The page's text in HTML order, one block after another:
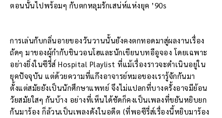
ตอนนั้นไปพร้อมๆ กับตกหลุมรักเสน่ห์แห่งยุค ’90s
การเล่นกับกลิ่นอายของวันวานนั้นยังคงตกทอดมาสู่ผลงานเรื่อง
ถัดๆ มาของผู้กำกับชินวอนโฮและนักเขียนบทอีอูจอง โดยเฉพาะ
อย่างยิ่งในซีรี่ส์ Hospital Playlist ที่แม้เรื่องราวจะดำเนินอยู่ใน
ยุคปัจจุบัน แต่ด้วยความที่แก๊งอาจารย์หมอของเรารู้จักกันมา
ตั้งแต่สมัยยังเป็นนักศึกษาแพทย์ จึงไม่แปลกที่บางครั้งอาจมีย้อน
วัยสมัยใสๆ กันบ้าง อย่างที่เห็นได้ชัดก็คงเป็นเพลงที่ขยันหยิบยก
กันมาร้อง ก็ล้วนเป็นเพลงดังในอดีต (ที่พอซีรี่ส์เรื่องนี้หยิบมาร้อง